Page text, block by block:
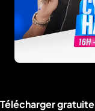
Liens utiles M6+.
Télécharger